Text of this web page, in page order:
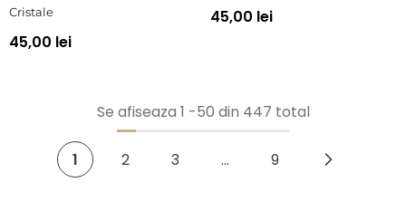
Cristale
45,00 lei
45,00 lei
Se afiseaza 1 -50 din 447 total
1 2 3 … 9